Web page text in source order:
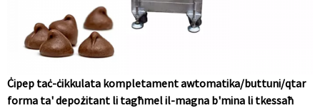
Ċipep taċ-ċikkulata kompletament awtomatika/buttuni/qtar
forma ta' depożitant li tagħmel il-magna b'mina li tkessaħ